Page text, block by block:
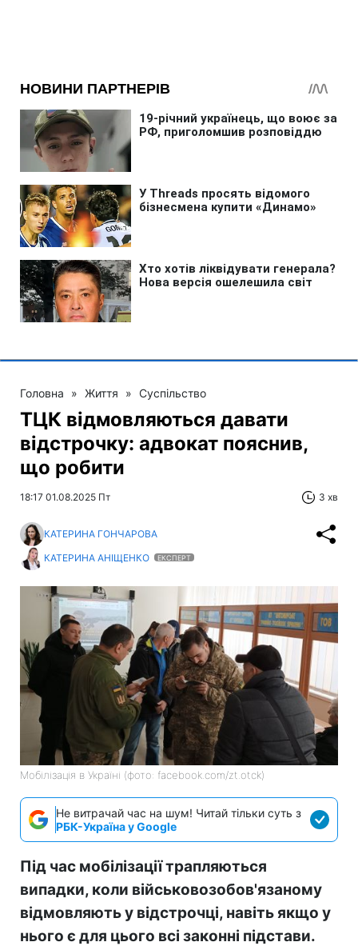
Головна » Життя » Суспільство
ТЦК відмовляються давати
відстрочку: адвокат пояснив,
що робити
18:17 01.08.2025 Пт 3 хв
КАТЕРИНА ГОНЧАРОВА
КАТЕРИНА АНІЩЕНКО
ЕКСПЕРТ
Мобілізація в Україні (фото: facebook.com/zt.otck)
Не витрачай час на шум! Читай тільки суть з
РБК-Україна у Google
Під час мобілізації трапляються
випадки, коли військовозобов'язаному
відмовляють у відстрочці, навіть якщо у
нього є для цього всі законні підстави.